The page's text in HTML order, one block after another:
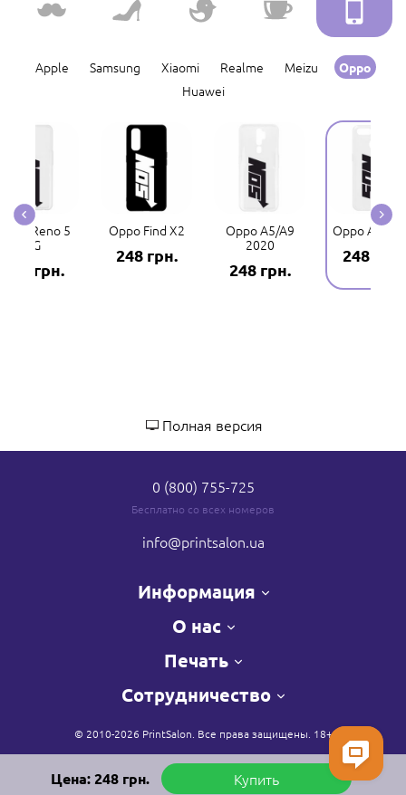
Apple Samsung Xiaomi Realme Meizu Oppo
Huawei
Reno 5
4G
248 грн.
Oppo Find X2
248 грн.
Oppo A5/A9
2020
248 грн.
Oppo A5s/
248 грн.
Цена:248грн. Купить
Полная версия
0 (800) 755-725
Бесплатно со всех номеров
info@printsalon.ua
Информация
О нас
Печать
Сотрудничество
© 2010-2026 PrintSalon. Все права защищены. 18+